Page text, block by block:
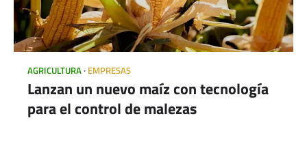
AGRICULTURA EMPRESAS
Lanzan un nuevo maíz con tecnología
para el control de malezas